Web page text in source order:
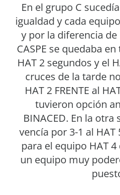
En el grupo C
igualdad y cada
y por la diferencia
CASPE se quedaba
HAT 2 segundos y el
cruces de la tarde
HAT 2 FRENTE al
tuvieron opción
BINACED. En la
vencía por 3-1 al
para el equipo HAT
un equipo muy